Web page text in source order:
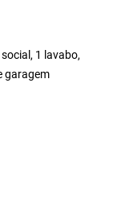
1 lavabo,
garagem